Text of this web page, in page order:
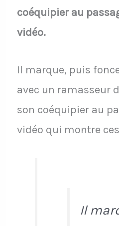
coéquipier au
vidéo.
Il marque, puis
avec un ramasseur
son coéquipier au
vidéo qui montre
Il